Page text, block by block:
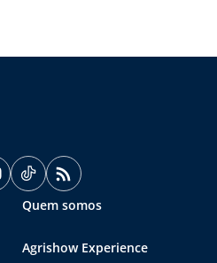
Quem somos
Agrishow Experience